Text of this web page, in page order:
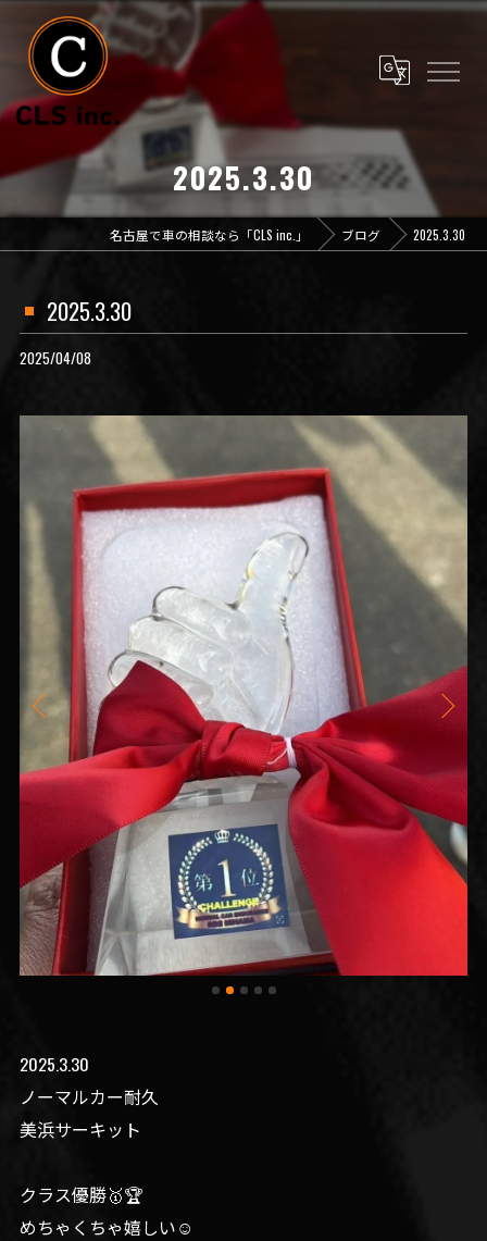
2025.3.30
名古屋で車の相談なら「CLS inc.」 ブログ 2025.3.30
2025.3.30
2025/04/08
2025.3.30
ノーマルカー耐久
美浜サーキット
クラス優勝🥇🏆
めちゃくちゃ嬉しい☺️